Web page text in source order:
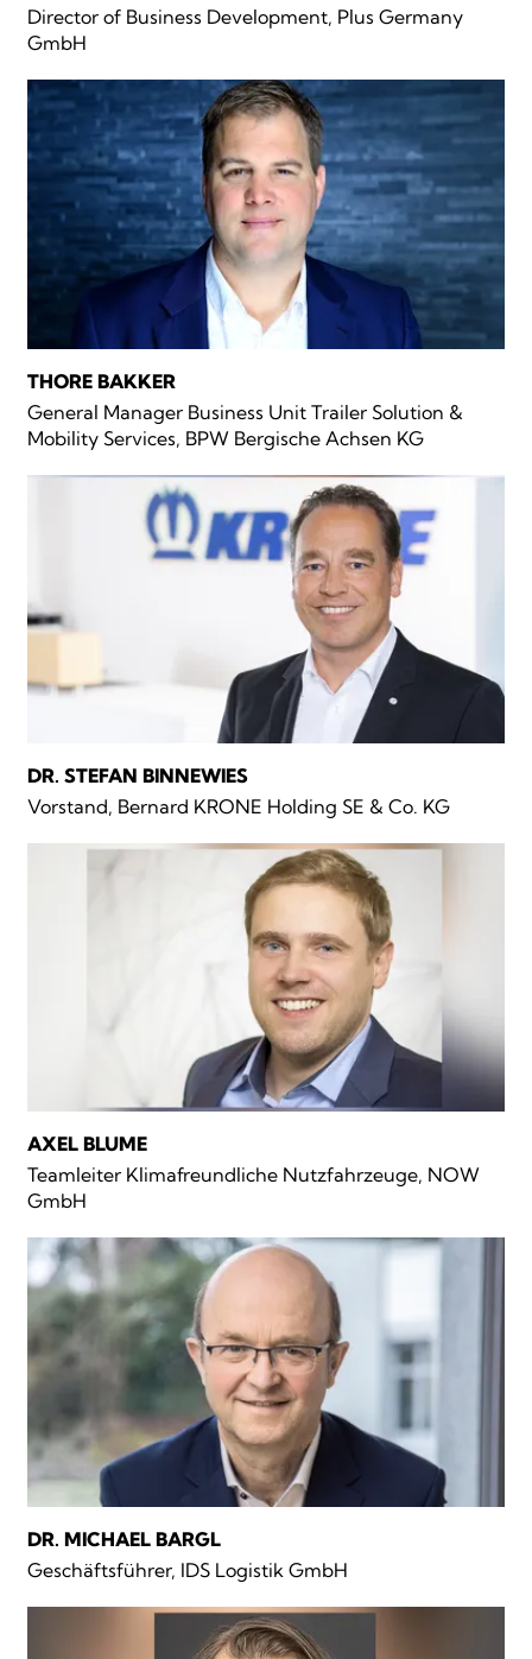
Director of Business Development, Plus Germany
GmbH
THORE BAKKER
General Manager Business Unit Trailer Solution &
Mobility Services, BPW Bergische Achsen KG
DR. STEFAN BINNEWIES
Vorstand, Bernard KRONE Holding SE & Co. KG
AXEL BLUME
Teamleiter Klimafreundliche Nutzfahrzeuge, NOW
GmbH
DR. MICHAEL BARGL
Geschäftsführer, IDS Logistik GmbH